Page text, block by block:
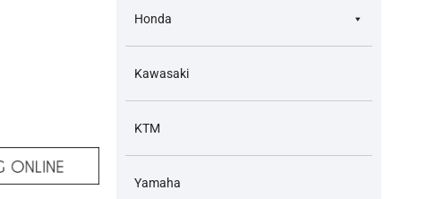
Honda
Kawasaki
KTM
Yamaha